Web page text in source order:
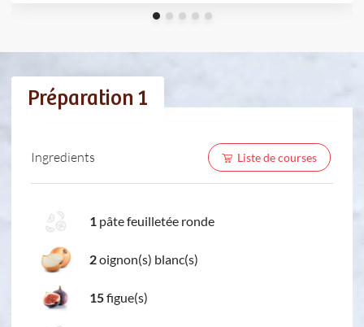
Préparation 1
Ingredients Liste de courses
1 pâte feuilletée ronde
2oignon(s) blanc(s)
15figue(s)